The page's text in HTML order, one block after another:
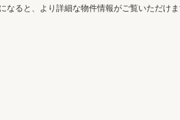
なると、 より詳細な物件情報がご覧いただけ